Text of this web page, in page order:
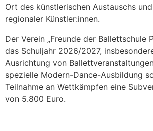
Ort des künstlerischen Austauschs
regionaler Künstler:innen.
Der Verein „Freunde der Ballettschule
das Schuljahr 2026/2027,
Ausrichtung von
spezielle Modern-Dance-Ausbildung
Teilnahme an Wettkämpfen eine
von 5.800 Euro.